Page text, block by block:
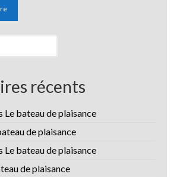
récents
Le bateau de plaisance
de plaisance
Le bateau de plaisance
de plaisance